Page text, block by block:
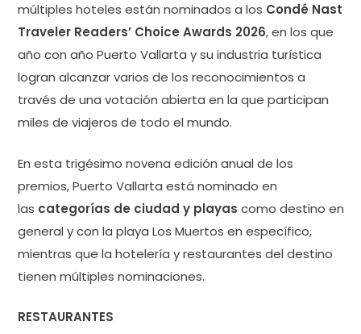
múltiples hoteles están nominados a los Condé Nast
Traveler Readers’ Choice Awards 2026, en los que
año con año Puerto Vallarta y su industria turística
logran alcanzar varios de los reconocimientos a
través de una votación abierta en la que participan
miles de viajeros de todo el mundo.
En esta trigésimo novena edición anual de los
premios, Puerto Vallarta está nominado en
las categorías de ciudad y playas como destino en
general y con la playa Los Muertos en específico,
mientras que la hotelería y restaurantes del destino
tienen múltiples nominaciones.
RESTAURANTES